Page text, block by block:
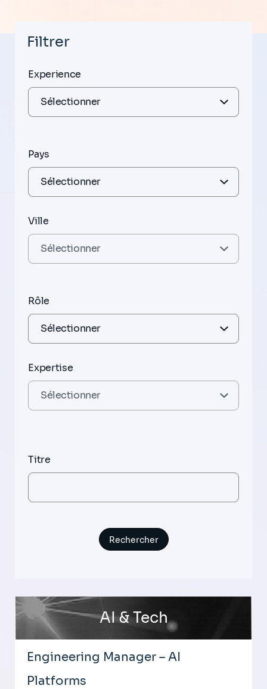
Filtrer
Experience
Pays
Ville
Rôle
Expertise
Titre
AI & Tech
Engineering Manager – AI
Platforms